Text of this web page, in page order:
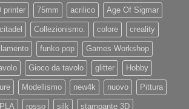
printer 75mm acrilico Age Of Sigmar
citadel Collezionismo. colore creality
funko pop Games Workshop
Gioco da tavolo glitter Hobby
Modellismo new4k nuovo Pittura
PLA rosso silk stampante 3D